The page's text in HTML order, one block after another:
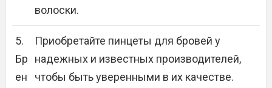
волоски.
5.
Бр
ен
Приобретайте пинцеты для бровей у
надежных и известных производителей,
чтобы быть уверенными в их качестве.